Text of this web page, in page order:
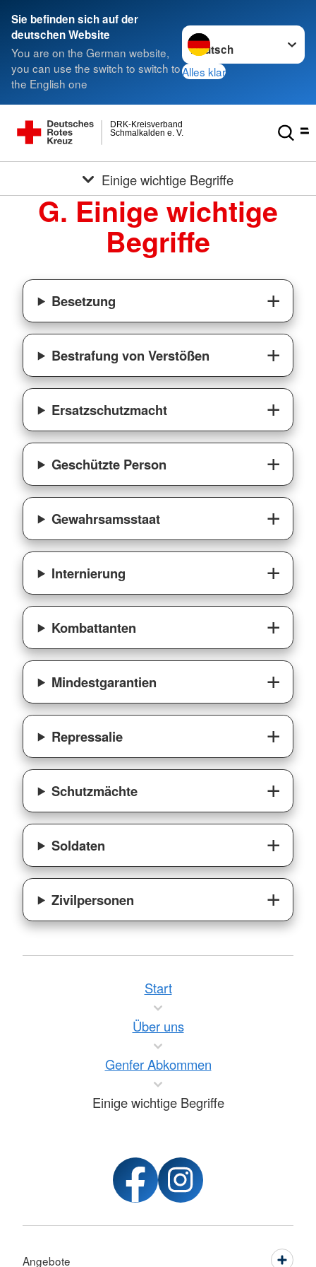
Sie befinden sich auf der
deutschen Website
You are on the German website,
you can use the switch to switch to
the English one
Sprache wechseln zu
Alles klar
Schmalkalden e. V.
DRK-Kreisverband
Einige wichtige Begriffe
G. Einige wichtige
Begriffe
Besetzung
Bestrafung von Verstößen
Ersatzschutzmacht
Geschützte Person
Gewahrsamsstaat
Internierung
Kombattanten
Mindestgarantien
Repressalie
Schutzmächte
Soldaten
Zivilpersonen
Start
Über uns
Genfer Abkommen
Einige wichtige Begriffe
Angebote